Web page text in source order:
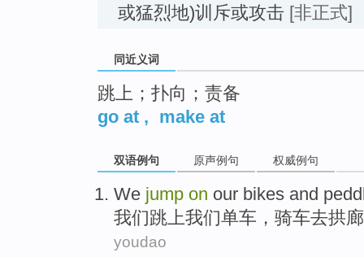
或猛烈地)训斥或攻击 [非正式]
同近义词
跳上；扑向；责备
go at , make at
双语例句 原声例句 权威例句
We jump on our bikes and
我们跳上我们单车 ，骑车去拱廊
youdao